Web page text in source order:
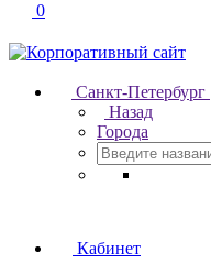
0
Санкт-Петербург
Назад
Города
Кабинет